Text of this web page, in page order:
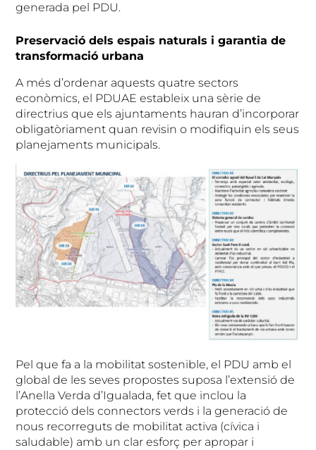
generada pel PDU.
Preservació dels espais naturals i garantia de
transformació urbana
A més d’ordenar aquests quatre sectors
econòmics, el PDUAE estableix una sèrie de
directrius que els ajuntaments hauran d’incorporar
obligatòriament quan revisin o modifiquin els seus
planejaments municipals.
Pel que fa a la mobilitat sostenible, el PDU amb el
global de les seves propostes suposa l’extensió de
l’Anella Verda d’Igualada, fet que inclou la
protecció dels connectors verds i la generació de
nous recorreguts de mobilitat activa (cívica i
saludable) amb un clar esforç per apropar i